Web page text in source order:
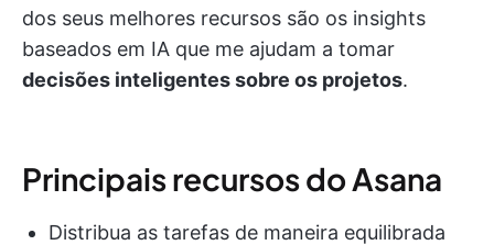
dos seus melhores recursos são os insights
baseados em IA que me ajudam a tomar
decisões inteligentes sobre os projetos.
Principais recursos do Asana
Distribua as tarefas de maneira equilibrada